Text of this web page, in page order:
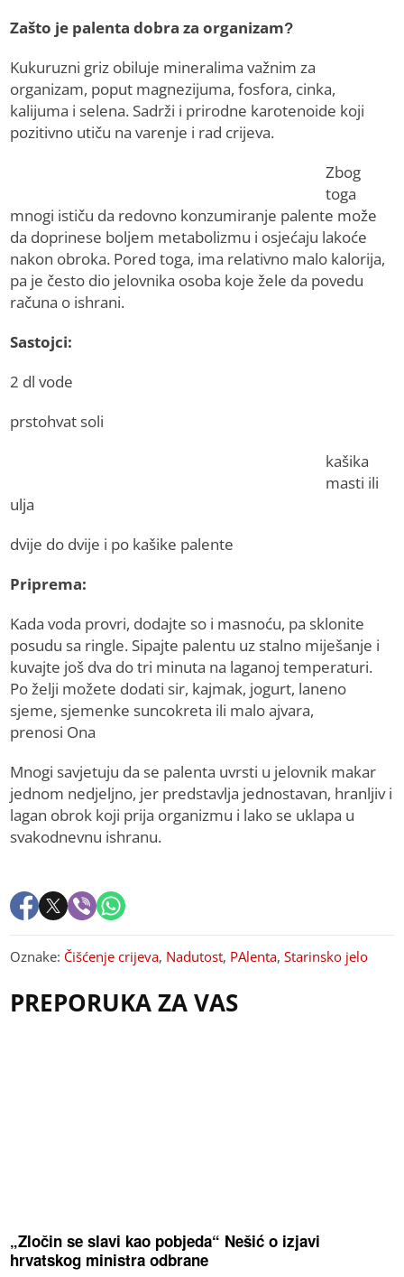
Zašto je palenta dobra za organizam?
Kukuruzni griz obiluje mineralima važnim za
organizam, poput magnezijuma, fosfora, cinka,
kalijuma i selena. Sadrži i prirodne karotenoide koji
pozitivno utiču na varenje i rad crijeva.
Zbog
toga
mnogi ističu da redovno konzumiranje palente može
da doprinese boljem metabolizmu i osjećaju lakoće
nakon obroka. Pored toga, ima relativno malo kalorija,
pa je često dio jelovnika osoba koje žele da povedu
računa o ishrani.
Sastojci:
2 dl vode
prstohvat soli
kašika
masti ili
ulja
dvije do dvije i po kašike palente
Priprema:
Kada voda provri, dodajte so i masnoću, pa sklonite
posudu sa ringle. Sipajte palentu uz stalno miješanje i
kuvajte još dva do tri minuta na laganoj temperaturi.
Po želji možete dodati sir, kajmak, jogurt, laneno
sjeme, sjemenke suncokreta ili malo ajvara,
prenosi Ona
Mnogi savjetuju da se palenta uvrsti u jelovnik makar
jednom ned‌jeljno, jer predstavlja jednostavan, hranljiv i
lagan obrok koji prija organizmu i lako se uklapa u
svakodnevnu ishranu.
Oznake: Čišćenje crijeva, Nadutost, PAlenta,Starinsko jelo
PREPORUKA ZA VAS
„Zločin se slavi kao pobjeda“ Nešić o izjavi
hrvatskog ministra odbrane